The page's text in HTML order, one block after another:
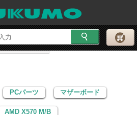
PCパーツ
マザーボード
AMD X570 M/B
PCパーツ マザーボード
AMD X570 M/B